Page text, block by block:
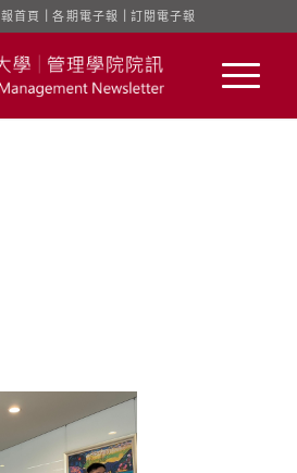
首頁 ｜各期電子報 訂閱電子報